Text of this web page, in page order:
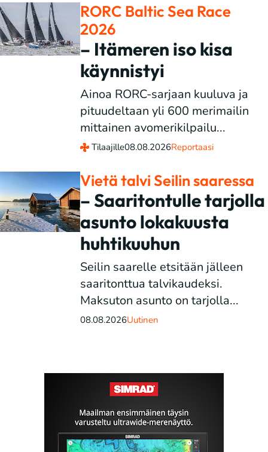
RORC Baltic Sea Race
2026
– Itämeren iso kisa
käynnistyi
Ainoa RORC-sarjaan kuuluva ja
pituudeltaan yli 600 merimailin
mittainen avomerikilpailu...
Tilaajille08.08.2026Reportaasi
Vietä talvi Seilin saaressa
– Saaritontulle tarjolla
asunto lokakuusta
huhtikuuhun
Seilin saarelle etsitään jälleen
saaritonttua talvikaudeksi.
Maksuton asunto on tarjolla...
08.08.2026Uutinen